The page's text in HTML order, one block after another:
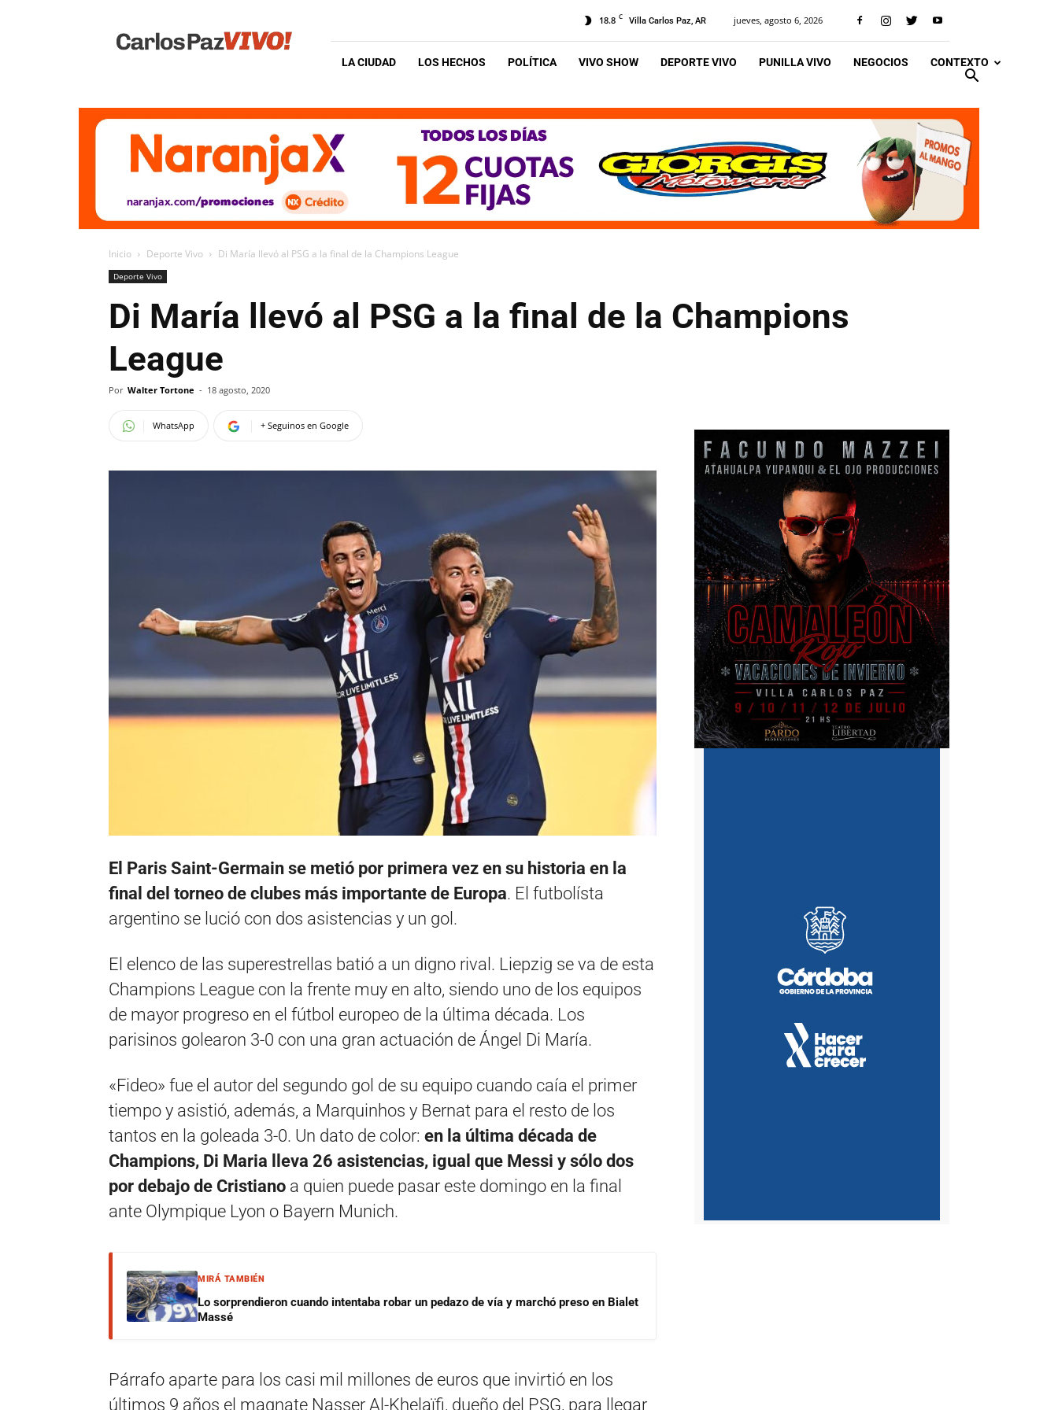
Vivo
18.8 C Villa Carlos Paz, AR jueves, agosto 6, 2026
LA CIUDAD LOS HECHOS POLÍTICA VIVO SHOW DEPORTE VIVO PUNILLA VIVO NEGOCIOS CONTEXTO
Inicio Deporte Vivo Di María llevó al PSG a la final de la Champions League
Deporte Vivo
Di María llevó al PSG a la final de la Champions
League
Por Walter Tortone - 18 agosto, 2020
WhatsApp + Seguinos en Google
El Paris Saint-Germain se metió por primera vez en su historia en la
final del torneo de clubes más importante de Europa. El futbolísta
argentino se lució con dos asistencias y un gol.
El elenco de las superestrellas batió a un digno rival. Liepzig se va de esta
Champions League con la frente muy en alto, siendo uno de los equipos
de mayor progreso en el fútbol europeo de la última década. Los
parisinos golearon 3-0 con una gran actuación de Ángel Di María.
«Fideo» fue el autor del segundo gol de su equipo cuando caía el primer
tiempo y asistió, además, a Marquinhos y Bernat para el resto de los
tantos en la goleada 3-0. Un dato de color: en la última década de
Champions, Di Maria lleva 26 asistencias, igual que Messi y sólo dos
por debajo de Cristiano a quien puede pasar este domingo en la final
ante Olympique Lyon o Bayern Munich.
MIRÁ TAMBIÉN
Lo sorprendieron cuando intentaba robar un pedazo de vía y marchó preso en Bialet
Massé
Párrafo aparte para los casi mil millones de euros que invirtió en los
últimos 9 años el magnate Nasser Al-Khelaïfi, dueño del PSG, para llegar